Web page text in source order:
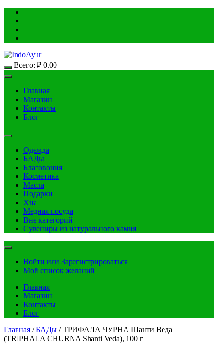
Всего: ₽ 0.00
Главная
Магазин
Контакты
Блог
Одежда
БАДы
Благовония
Косметика
Масла
Подарки
Хна
Медная посуда
Вне категорий
Сувениры из натурального камня
Войти или Зарегистрироваться
Мой список желаний
Главная
Магазин
Контакты
Блог
Главная /БАДы / ТРИФАЛА ЧУРНА Шанти Веда
(TRIPHALA CHURNA Shanti Veda), 100 г